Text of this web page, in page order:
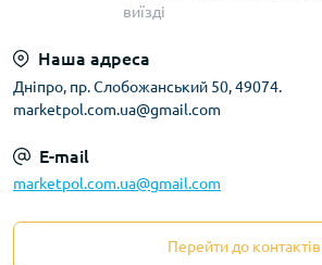
виїзді
Наша адреса
Дніпро, пр. Слобожанський 50, 49074.
marketpol.com.ua@gmail.com
E-mail
marketpol.com.ua@gmail.com
Перейти до контактів